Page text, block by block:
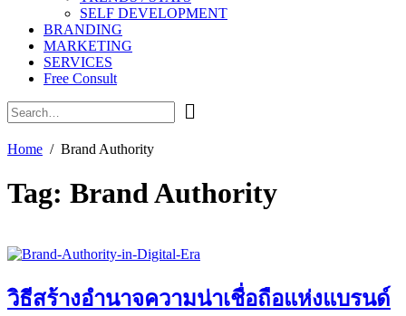
SELF DEVELOPMENT
BRANDING
MARKETING
SERVICES
Free Consult
Home Brand Authority
Tag: Brand Authority
วิธีสร้างอำนาจความน่าเชื่อถือแห่งแบรนด์